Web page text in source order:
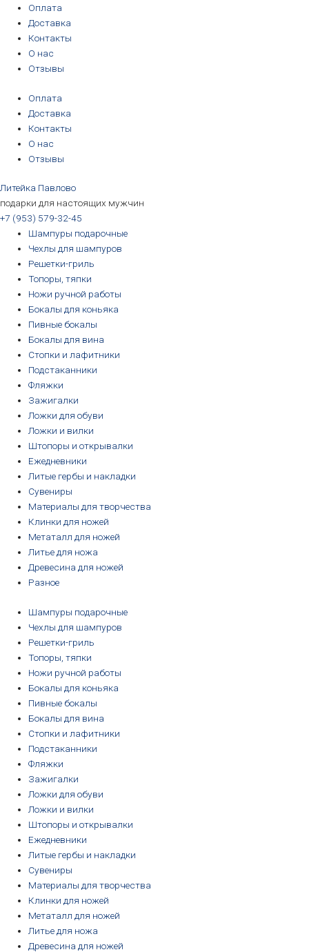
Перейти
содержимому
Оплата
Доставка
Контакты
О нас
Отзывы
Оплата
Доставка
Контакты
О нас
Отзывы
Литейка Павлово
подарки для настоящих мужчин
+7 (953) 579-32-45
Шампуры подарочные
Чехлы для шампуров
Решетки-гриль
Топоры, тяпки
Ножи ручной работы
Бокалы для коньяка
Пивные бокалы
Бокалы для вина
Стопки и лафитники
Подстаканники
Фляжки
Зажигалки
Ложки для обуви
Ложки и вилки
Штопоры и открывалки
Ежедневники
Литые гербы и накладки
Сувениры
Материалы для творчества
Клинки для ножей
Метаталл для ножей
Литье для ножа
Древесина для ножей
Разное
Шампуры подарочные
Чехлы для шампуров
Решетки-гриль
Топоры, тяпки
Ножи ручной работы
Бокалы для коньяка
Пивные бокалы
Бокалы для вина
Стопки и лафитники
Подстаканники
Фляжки
Зажигалки
Ложки для обуви
Ложки и вилки
Штопоры и открывалки
Ежедневники
Литые гербы и накладки
Сувениры
Материалы для творчества
Клинки для ножей
Метаталл для ножей
Литье для ножа
Древесина для ножей
Количество
товара
Бокал
пива
подарочной
коробке
Первоначальная
цена
составляла
7590₽.
Текущая
цена:
5890₽.
Первоначальная
цена
составляла
Первоначальная
цена
составляла
Первоначальная
цена
составляла
Первоначальная
цена
составляла